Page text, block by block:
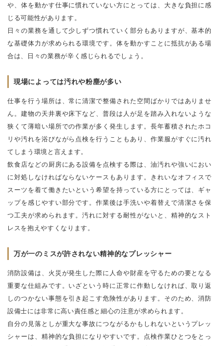
や、体を動かす仕事に慣れていない方にとっては、大きな負担に感
じる可能性があります。
日々の業務を通して少しずつ慣れていく部分もありますが、基本的
な基礎体力が求められる環境です。体を動かすことに抵抗がある場
合は、日々の業務が辛く感じられるでしょう。
現場によっては汚れや粉塵が多い
仕事を行う場所は、常に清潔で整備された空間ばかりではありませ
ん。建物の天井裏や床下など、普段は人が足を踏み入れないような
狭くて薄暗い場所での作業が多く発生します。長年蓄積されたホコ
リや汚れを浴びながら点検を行うこともあり、作業服がすぐに汚れ
てしまう環境と言えます。
飲食店などの厨房にある設備を点検する際は、油汚れや強いにおい
に対処しなければならないケースもあります。きれいなオフィスで
スーツを着て働きたいという希望を持っている方にとっては、ギャ
ップを感じやすい部分です。作業後は手洗いや着替えで清潔さを保
つ工夫が求められます。汚れに対する耐性がないと、精神的なスト
レスを抱えやすくなります。
万が一のミスが許されない精神的なプレッシャー
消防設備は、火災が発生した際に人命や財産を守るための要となる
重要な仕組みです。いざという時に正常に作動しなければ、取り返
しのつかない事態を引き起こす危険性があります。そのため、消防
設備士には非常に高い責任感と細心の注意が求められます。
自分の見落としが重大な事故につながるかもしれないというプレッ
シャーは、精神的な負担になりやすいです。点検作業ひとつをとっ